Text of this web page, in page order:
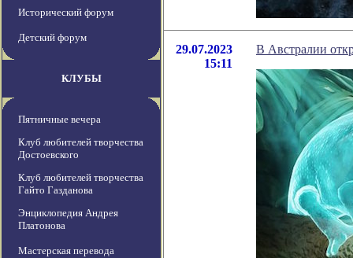
Исторический форум
Детский форум
КЛУБЫ
Пятничные вечера
Клуб любителей творчества
Достоевского
Клуб любителей творчества
Гайто Газданова
Энциклопедия Андрея
Платонова
Мастерская перевода
29.07.2023
15:11
В Австралии